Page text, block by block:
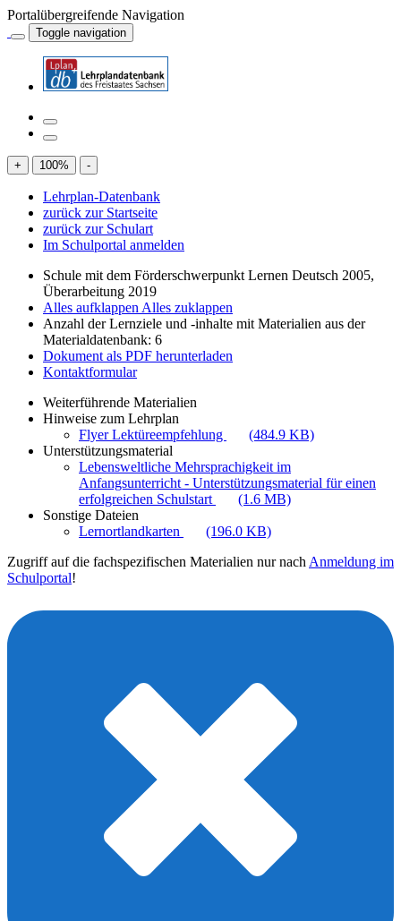
Portalübergreifende Navigation
Toggle navigation
+ 100% -
Lehrplan-Datenbank
zurück zur Startseite
zurück zur Schulart
Im Schulportal anmelden
Schule mit dem Förderschwerpunkt Lernen Deutsch 2005,
Überarbeitung 2019
Alles aufklappen Alles zuklappen
Anzahl der Lernziele und -inhalte mit Materialien aus der
Materialdatenbank: 6
Dokument als PDF herunterladen
Kontaktformular
Weiterführende Materialien
Hinweise zum Lehrplan
Flyer Lektüreempfehlung
(484.9 KB)
Unterstützungsmaterial
Lebensweltliche Mehrsprachigkeit im
Anfangsunterricht - Unterstützungsmaterial für einen
erfolgreichen Schulstart
(1.6 MB)
Sonstige Dateien
Lernortlandkarten
(196.0 KB)
Zugriff auf die fachspezifischen Materialien nur nach Anmeldung im
Schulportal!